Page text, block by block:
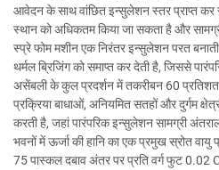
आवेदन के साथ वांछित इन्सुलेशन स्तर प्राप्त
स्थान को अधिकतम किया जा सकता है और
स्प्रे फोम मशीन एक निरंतर इन्सुलेशन परत
थर्मल ब्रिजिंग को समाप्त कर देती है, जिससे
असेंबली के कुल प्रदर्शन में तकरीबन 60
प्रक्रिया बाधाओं, अनियमित सतहों और दुर्गम
करती है, जहां पारंपरिक इन्सुलेशन सामग्री
भवनों में ऊर्जा की हानि का एक प्रमुख स्रोत
75 पास्कल दबाव अंतर पर प्रति वर्ग फुट 0.02